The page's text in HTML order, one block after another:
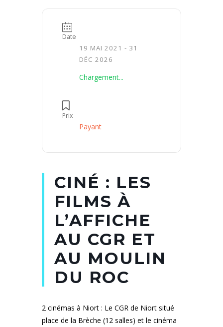
Date
19 MAI 2021 - 31
DÉC 2026
Chargement...
Prix
Payant
CINÉ : LES
FILMS À
L’AFFICHE
AU CGR ET
AU MOULIN
DU ROC
2 cinémas à Niort : Le CGR de Niort situé
place de la Brèche (12 salles) et le cinéma